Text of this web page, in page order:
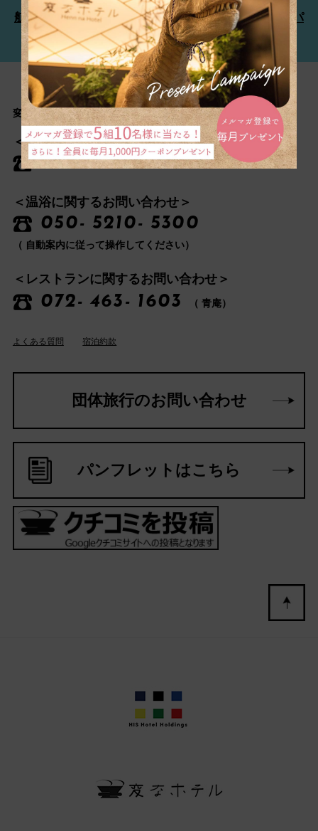
航空券・新幹線とホテルを同時予約「ダイナミックパ
ッケージ」はこちら
変なリゾート＆スパ 関西空港 カスタマーセンター
＜宿泊に関するお問い合わせ＞
050- 5210- 5300
＜温浴に関するお問い合わせ＞
050- 5210- 5300
（ 自動案内に従って操作してください）
＜レストランに関するお問い合わせ＞
072- 463- 1603 （ 青庵）
よくある質問 宿泊約款
団体旅行のお問い合わせ
パンフレットはこちら